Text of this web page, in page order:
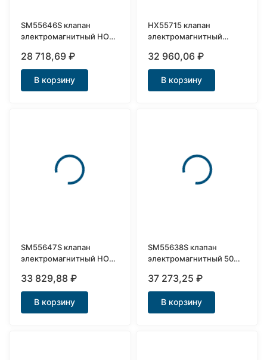
SM55646S клапан
электромагнитный НО
28 718,69₽
В корзину
HX55715 клапан
электромагнитный
32 960,06₽
В корзину
SM55647S клапан
электромагнитный НО
33 829,88₽
В корзину
SM55638S клапан
электромагнитный 50
37 273,25₽
В корзину